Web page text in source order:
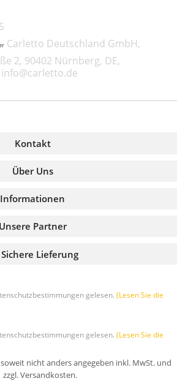
Carletto Deutschland GmbH,
2, 90402 Nürnberg, DE,
Kontakt
Über Uns
Informationen
Sichere Lieferung
Unsere Partner
gelesen. (Lesen Sie die
gelesen. (Lesen Sie die
nicht anders angegeben inkl. MwSt. und
zzgl. Versandkosten.